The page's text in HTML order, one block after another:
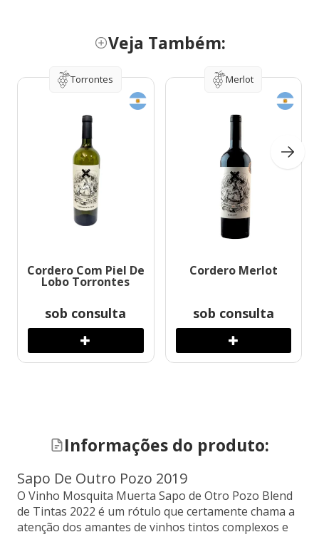
Veja Também:
Torrontes
Cordero Com Piel De
Lobo Torrontes
sob consulta
Merlot
Cordero Merlot
sob consulta
Informações do produto:
Sapo De Outro Pozo 2019
O Vinho Mosquita Muerta Sapo de Otro Pozo Blend
de Tintas 2022 é um rótulo que certamente chama a
atenção dos amantes de vinhos tintos complexos e